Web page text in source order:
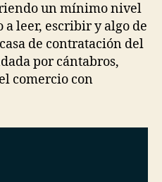
un mínimo nivel
leer, escribir y algo de
de contratación del
por cántabros,
comercio con